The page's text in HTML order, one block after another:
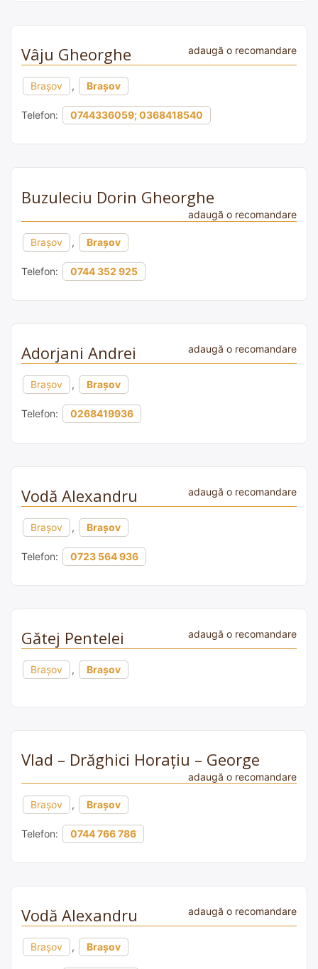
Vâju Gheorghe adaugă o recomandare
Brașov , Brașov
Telefon: 0744336059; 0368418540
Buzuleciu Dorin Gheorghe
adaugă o recomandare
Brașov , Brașov
Telefon: 0744 352 925
Adorjani Andrei adaugă o recomandare
Brașov , Brașov
Telefon: 0268419936
Vodă Alexandru adaugă o recomandare
Brașov , Brașov
Telefon: 0723 564 936
Gătej Pentelei adaugă o recomandare
Brașov , Brașov
Vlad – Drăghici Horațiu – George
adaugă o recomandare
Brașov , Brașov
Telefon: 0744 766 786
Vodă Alexandru adaugă o recomandare
Brașov , Brașov